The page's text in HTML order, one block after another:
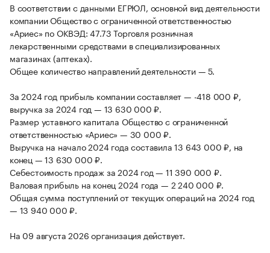
В соответствии с данными ЕГРЮЛ, основной вид деятельности
компании Общество с ограниченной ответственностью
«Ариес» по ОКВЭД: 47.73 Торговля розничная
лекарственными средствами в специализированных
магазинах (аптеках).
Общее количество направлений деятельности — 5.
За 2024 год прибыль компании составляет — -418 000 ₽,
выручка за 2024 год — 13 630 000 ₽.
Размер уставного капитала Общество с ограниченной
ответственностью «Ариес» — 30 000 ₽.
Выручка на начало 2024 года составила 13 643 000 ₽, на
конец — 13 630 000 ₽.
Себестоимость продаж за 2024 год — 11 390 000 ₽.
Валовая прибыль на конец 2024 года — 2 240 000 ₽.
Общая сумма поступлений от текущих операций на 2024 год
— 13 940 000 ₽.
На 09 августа 2026 организация действует.